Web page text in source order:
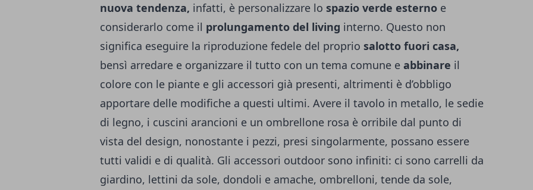
nuova tendenza, infatti, è personalizzare lo spazio verde esterno e
considerarlo come il prolungamento del living interno. Questo non
significa eseguire la riproduzione fedele del proprio salotto fuori casa,
bensì arredare e organizzare il tutto con un tema comune e abbinare il
colore con le piante e gli accessori già presenti, altrimenti è d’obbligo
apportare delle modifiche a questi ultimi. Avere il tavolo in metallo, le sedie
di legno, i cuscini arancioni e un ombrellone rosa è orribile dal punto di
vista del design, nonostante i pezzi, presi singolarmente, possano essere
tutti validi e di qualità. Gli accessori outdoor sono infiniti: ci sono carrelli da
giardino, lettini da sole, dondoli e amache, ombrelloni, tende da sole,